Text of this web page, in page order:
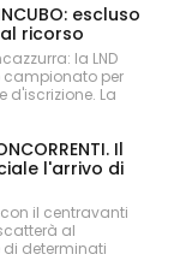
INCUBO: escluso
ricorso
la LND
campionato per
d'iscrizione. La
Il
l'arrivo di
il centravanti
al
determinati